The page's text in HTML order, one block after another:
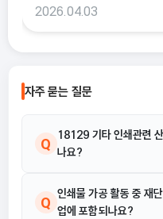
더 늘어난 것처럼 느껴질 때가
2026.04.03
자주 묻는 질문
Q
18129 기타 인쇄관련
나요?
A 수수료 또는 계약에 의하
재단 등의 인쇄물 가공활
Q
인쇄물 가공 활동 중 재
업에 포함되나요?